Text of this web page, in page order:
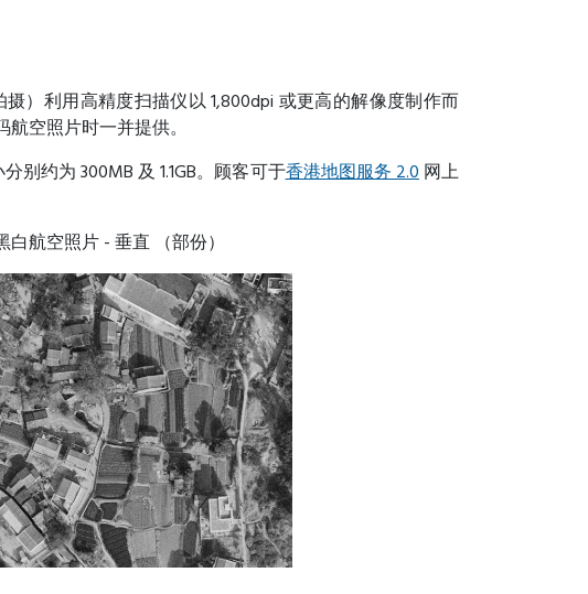
）利用高精度扫描仪以 1,800dpi 或更高的解像度制作而
空照片时一并提供。
别约为 300MB 及 1.1GB。顾客可于香港地图服务 2.0 网上
白航空照片 - 垂直 （部份）